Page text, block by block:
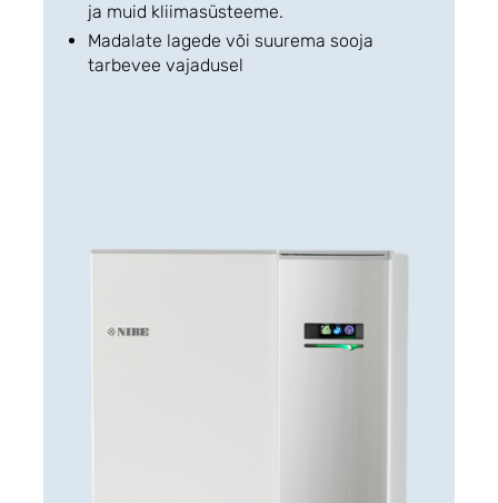
ja muid kliimasüsteeme.
Madalate lagede või suurema sooja
tarbevee vajadusel